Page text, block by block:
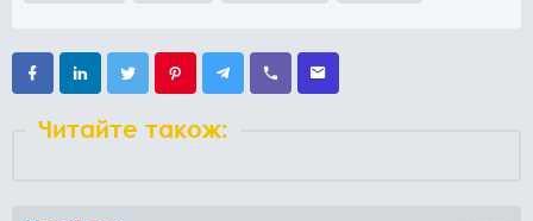
Читайте також: